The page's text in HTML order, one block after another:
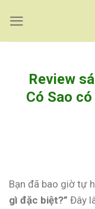
content
Review
Có Sao
Bạn đã bao giờ tự
gì đặc biệt?” Đây